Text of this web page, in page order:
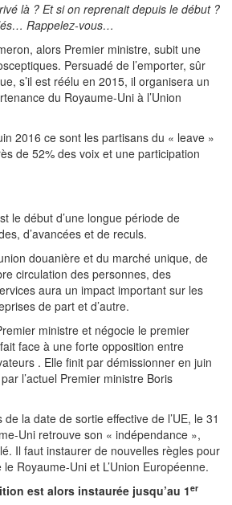
là ? Et si on reprenait depuis le début ?
Rappelez-vous…
alors Premier ministre, subit une
Persuadé de l’emporter, sûr
s’il est réélu en 2015, il organisera un
du Royaume-Uni à l’Union
2016 ce sont les partisans du « leave »
de 52% des voix et une participation
le début d’une longue période de
d’avancées et de reculs.
douanière et du marché unique, de
circulation des personnes, des
aura un impact important sur les
de part et d’autre.
ministre et négocie le premier
face à une forte opposition entre
. Elle finit par démissionner en juin
l’actuel Premier ministre Boris
la date de sortie effective de l’UE, le 31
Uni retrouve son « indépendance »,
Il faut instaurer de nouvelles règles pour
Royaume-Uni et L’Union Européenne.
est alors instaurée jusqu’au 1er